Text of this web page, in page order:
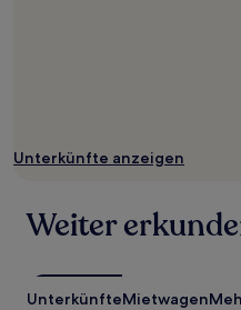
Unterkünfte anzeigen
Weiter
UnterkünfteMietwagen